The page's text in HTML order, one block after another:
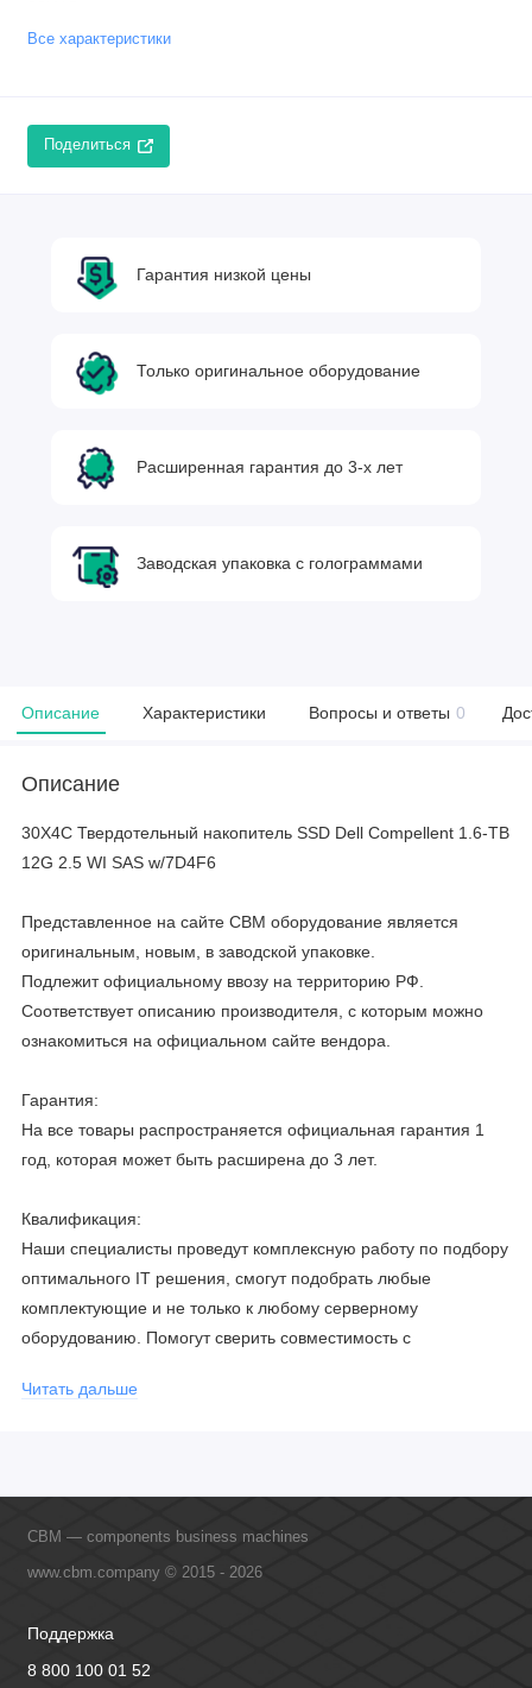
Все характеристики
Поделиться
Гарантия низкой цены
Только оригинальное оборудование
Расширенная гарантия до 3-х лет
Заводская упаковка с голограммами
Описание Характеристики Вопросы и ответы 0
Описание
30X4C Твердотельный накопитель SSD Dell Compellent 1.6-TB
12G 2.5 WI SAS w/7D4F6
Представленное на сайте CBM оборудование является
оригинальным, новым, в заводской упаковке.
Подлежит официальному ввозу на территорию РФ.
Соответствует описанию производителя, с которым можно
ознакомиться на официальном сайте вендора.
Гарантия:
На все товары распространяется официальная гарантия 1
год, которая может быть расширена до 3 лет.
Квалификация:
Наши специалисты проведут комплексную работу по подбору
оптимального IT решения, смогут подобрать любые
комплектующие и не только к любому серверному
оборудованию. Помогут сверить совместимость с
официальными производителями и проводим регулярное
Читать дальше
CBM — components business machines
www.cbm.company © 2015 - 2026
Поддержка
8 800 100 01 52